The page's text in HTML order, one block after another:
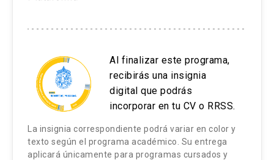
de la innovación
5.1. Análisis de las fuentes de financiamiento
público y privado para la innovación
5.2. Formulación de proyectos de innovación
Al finalizar este programa,
recibirás una insignia
digital que podrás
incorporar en tu CV o RRSS.
La insignia correspondiente podrá variar en color y
texto según el programa académico. Su entrega
aplicará únicamente para programas cursados y